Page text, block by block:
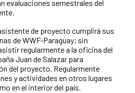
evaluaciones semestrales del
de proyecto cumplirá sus
de WWF-Paraguay; sin
regularmente a la oficina del
Juan de Salazar para
del proyecto. Regularmente
y actividades en otros lugares
en el interior del país.